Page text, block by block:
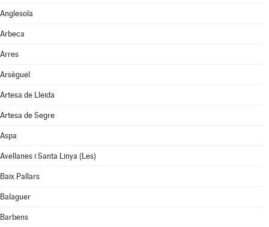
Anglesola
Arbeca
Arres
Arsèguel
Artesa de Lleida
Artesa de Segre
Aspa
Avellanes i Santa Linya (Les)
Baix Pallars
Balaguer
Barbens